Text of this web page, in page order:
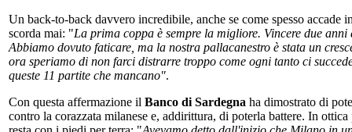
Un back-to-back davvero incredibile, anche se come spesso accade
scorda mai: "La prima coppa è sempre la migliore. Vincere due
Abbiamo dovuto faticare, ma la nostra pallacanestro è stata un
ora speriamo di non farci distrarre troppo come ogni tanto ci
queste 11 partite che mancano".
Con questa affermazione il Banco di Sardegna ha dimostrato di
contro la corazzata milanese e, addirittura, di poterla battere. In